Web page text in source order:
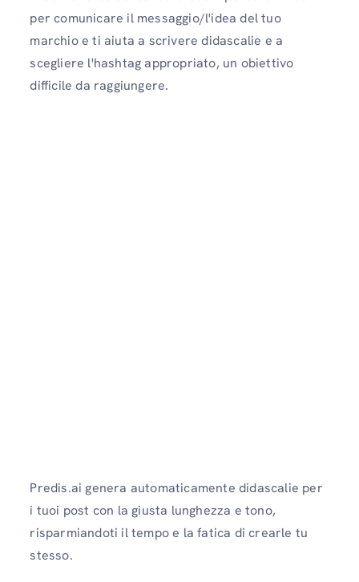
per comunicare il messaggio/l'idea del tuo
marchio e ti aiuta a scrivere didascalie e a
scegliere l'hashtag appropriato, un obiettivo
difficile da raggiungere.
Predis.ai genera automaticamente didascalie per
i tuoi post con la giusta lunghezza e tono,
risparmiandoti il ​​tempo e la fatica di crearle tu
stesso.